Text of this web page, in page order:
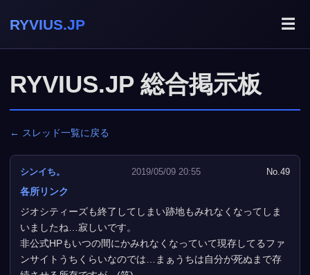
RYVIUS.JP ☰
RYVIUS.JP 総合掲示板
← スレッド一覧に戻る
シンイち。 2019/05/09 20:55 No.49
各所リンク
ジオシティーズも終了してしまい跡地もみれなくなってしま
いましたね…寂しいです。
非公式HPもいつの間にかみれなくなっていて現存してるファ
ンサイトうちくらいなのでは…まぁうちは自分が死ぬまで存